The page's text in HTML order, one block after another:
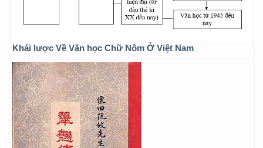
Khái lược Về Văn học Chữ Nôm Ở Việt Nam